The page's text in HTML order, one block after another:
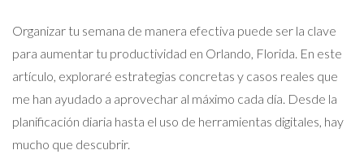
Organizar tu semana de manera efectiva puede ser la clave
para aumentar tu productividad en Orlando, Florida. En este
artículo, exploraré estrategias concretas y casos reales que
me han ayudado a aprovechar al máximo cada día. Desde la
planificación diaria hasta el uso de herramientas digitales, hay
mucho que descubrir.